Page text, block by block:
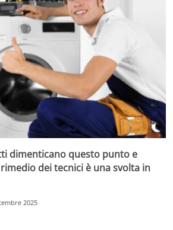
dimenticano questo punto e
dei tecnici è una svolta in
2025